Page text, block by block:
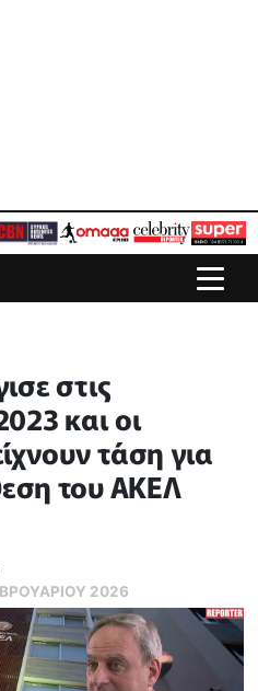
στις
και οι
τάση για
του ΑΚΕΛ
2026